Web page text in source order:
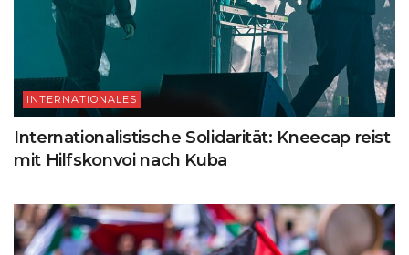
INTERNATIONALES
Internationalistische Solidarität: Kneecap reist
mit Hilfskonvoi nach Kuba